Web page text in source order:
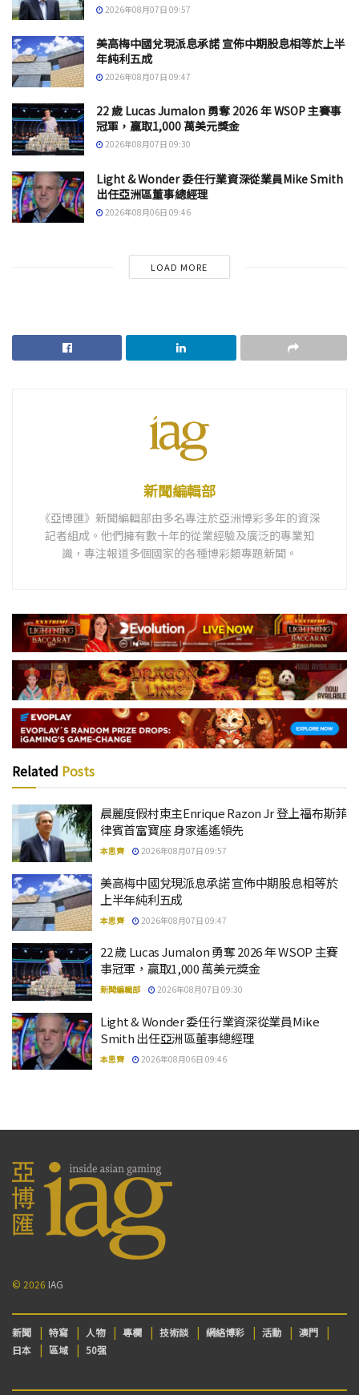
2026年08月07日 09:57
美高梅中國兌現派息承諾 宣佈中期股息相等於上半
年純利五成
2026年08月07日 09:47
22 歲 Lucas Jumalon 勇奪 2026 年 WSOP 主賽事
冠軍，贏取1,000 萬美元獎金
2026年08月07日 09:30
Light & Wonder 委任行業資深從業員Mike Smith
出任亞洲區董事總經理
2026年08月06日 09:46
LOAD MORE
新聞編輯部
《亞博匯》新聞編輯部由多名專注於亞洲博彩多年的資深
記者組成。他們擁有數十年的從業經驗及廣泛的專業知
識，專注報道多個國家的各種博彩類專題新聞。
Related Posts
晨麗度假村東主Enrique Razon Jr 登上福布斯菲
律賓首富寶座 身家遙遙領先
本思齊 2026年08月07日 09:57
美高梅中國兌現派息承諾 宣佈中期股息相等於
上半年純利五成
本思齊 2026年08月07日 09:47
22 歲 Lucas Jumalon 勇奪 2026 年 WSOP 主賽
事冠軍，贏取1,000 萬美元獎金
新聞編輯部 2026年08月07日 09:30
Light & Wonder 委任行業資深從業員Mike
Smith 出任亞洲區董事總經理
本思齊 2026年08月06日 09:46
© 2026 IAG
新聞 特寫 人物 專欄 技術談 網絡博彩 活動
澳門
日本
區域 50强